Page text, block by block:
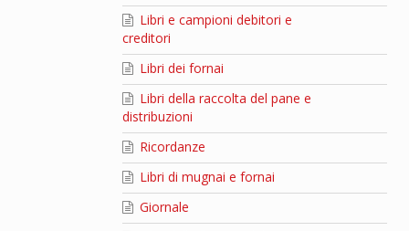
Libri e campioni debitori e
creditori
Libri dei fornai
Libri della raccolta del pane e
distribuzioni
Ricordanze
Libri di mugnai e fornai
Giornale